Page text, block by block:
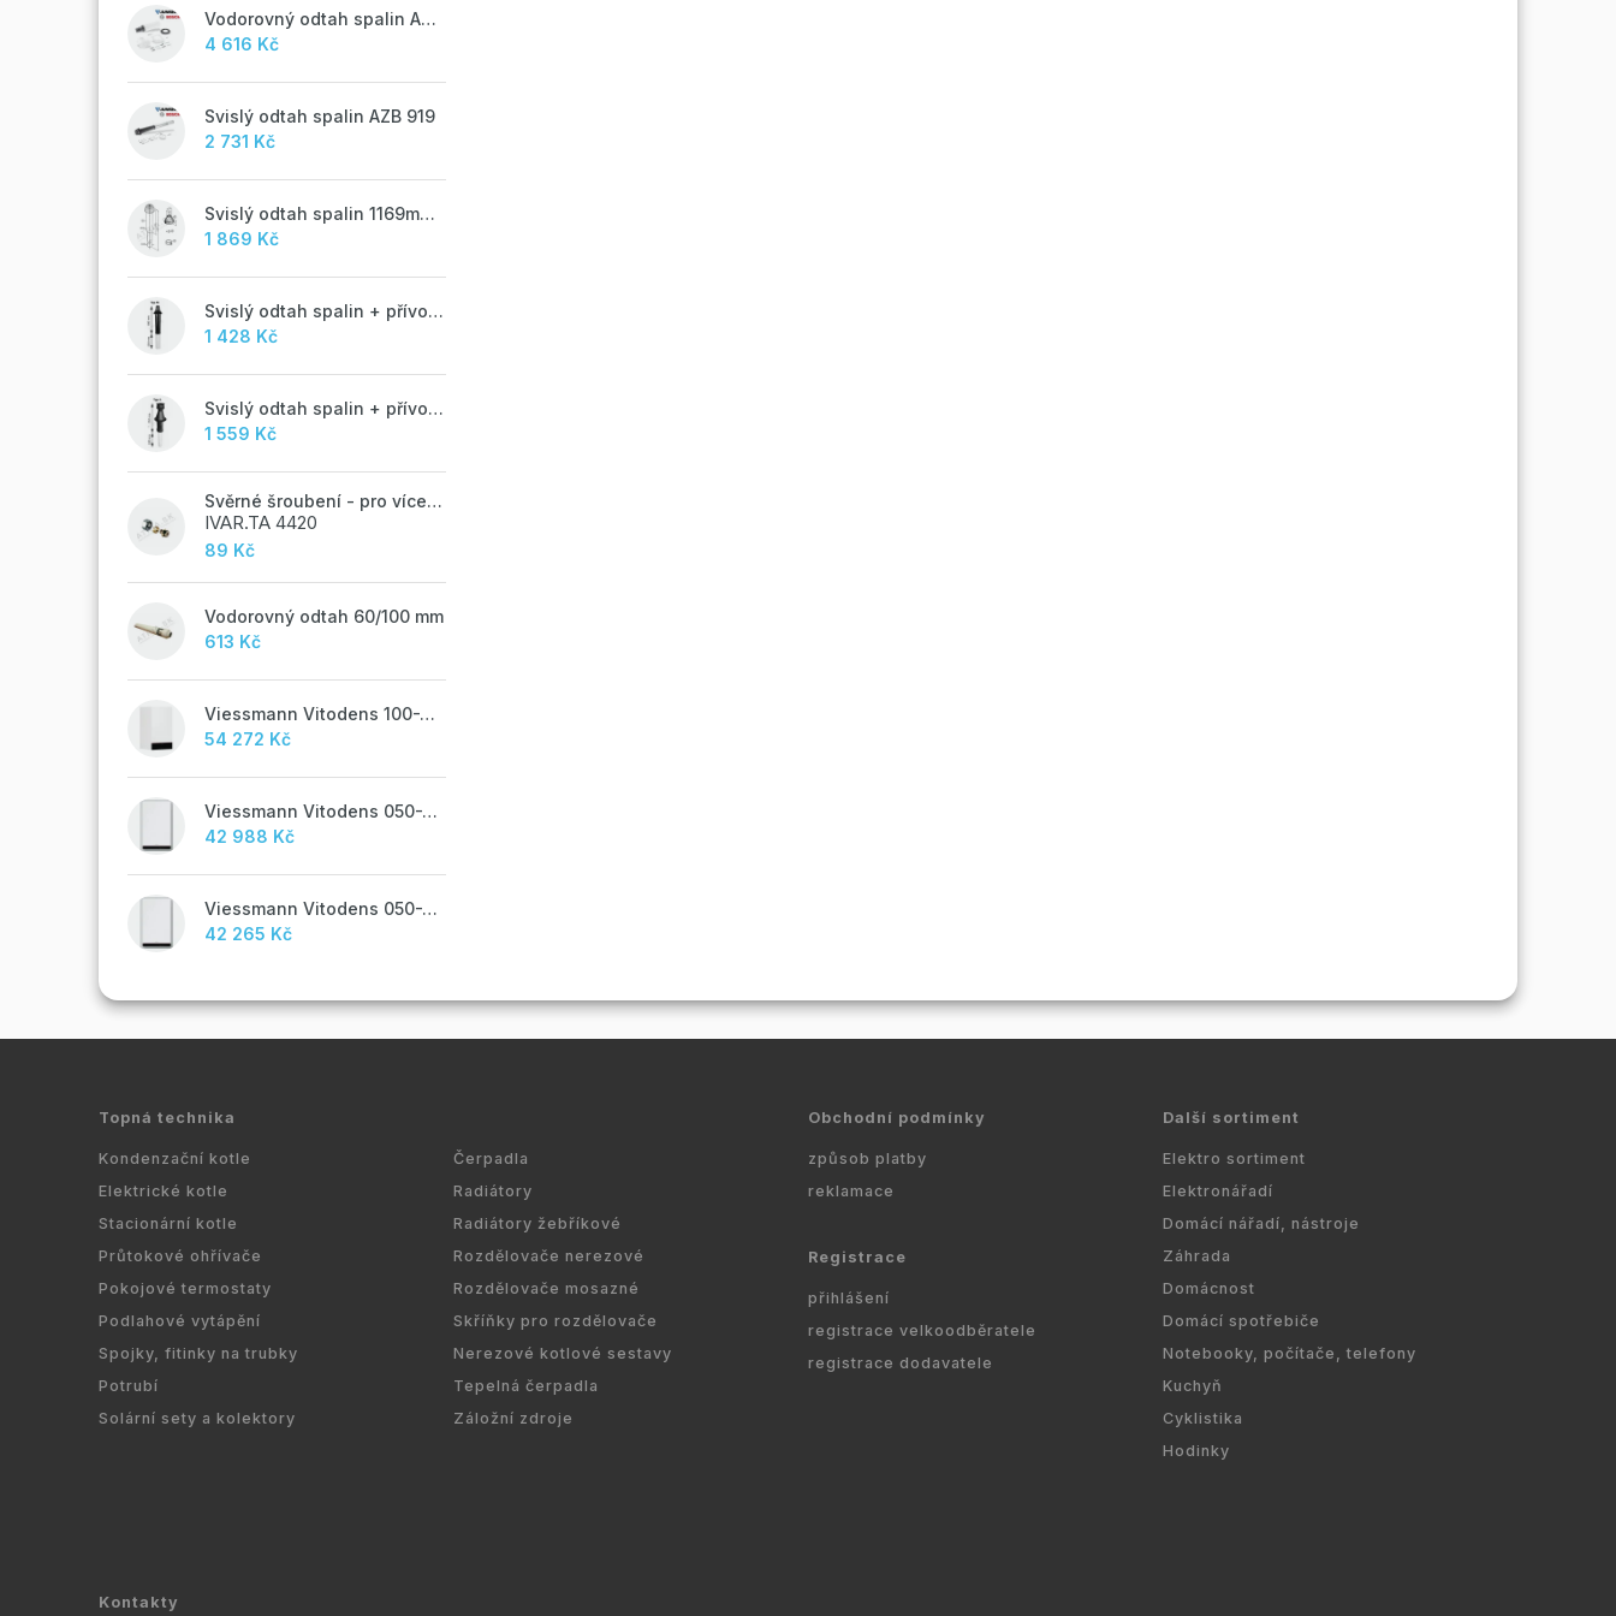
Vodorovný odtah spalin AZB 918
4 616 Kč
Svislý odtah spalin AZB 919
2 731 Kč
Svislý odtah spalin 1169mm, AZB 917
1 869 Kč
Svislý odtah spalin + přívod vzduchu 60/100 mm - M
1 428 Kč
Svislý odtah spalin + přívod vzduchu 60/100 mm - A
1 559 Kč
Svěrné šroubení - pro vícevrstvé potrubí ALPEX - 16x2 ALU-EK
IVAR.TA 4420
89 Kč
Vodorovný odtah 60/100 mm
613 Kč
Viessmann Vitodens 100-W, 19 kW
54 272 Kč
Viessmann Vitodens 050-W, 19 kW, TUV
42 988 Kč
Viessmann Vitodens 050-W, 19 kW
42 265 Kč
Topná technika
Kondenzační kotle
Elektrické kotle
Stacionární kotle
Průtokové ohřívače
Pokojové termostaty
Podlahové vytápění
Spojky, fitinky na trubky
Potrubí
Solární sety a kolektory
Čerpadla
Radiátory
Radiátory žebříkové
Rozdělovače nerezové
Rozdělovače mosazné
Skříňky pro rozdělovače
Nerezové kotlové sestavy
Tepelná čerpadla
Záložní zdroje
Obchodní podmínky
způsob platby
reklamace
Registrace
přihlášení
registrace velkoodběratele
registrace dodavatele
Další sortiment
Elektro sortiment
Elektronářadí
Domácí nářadí, nástroje
Záhrada
Domácnost
Domácí spotřebiče
Notebooky, počítače, telefony
Kuchyň
Cyklistika
Hodinky
Kontakty